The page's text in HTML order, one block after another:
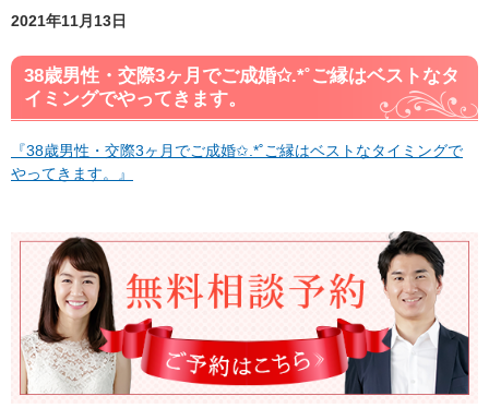
2021年11月13日
38歳男性・交際3ヶ月でご成婚✩.*˚ご縁はベストなタ
イミングでやってきます。
『38歳男性・交際3ヶ月でご成婚✩.*˚ご縁はベストなタイミングで
やってきます。』